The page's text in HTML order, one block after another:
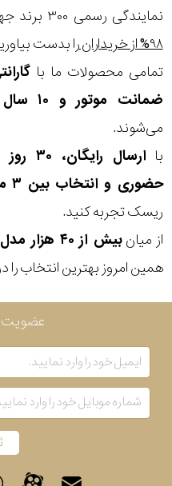
نمایندگی رسمی ۳۰۰ برند جهانی است و توانسته ایم
۹۸% از خریداران
را بدست
تمامی محصولات ما با
ضمانت موتور و ۱۰ سال تعویض رایگان باتری
می‌شوند.
با
حضوری و انتخاب بین ۳ محصول
ریسک تجربه کنید.
از میانبیش از ۴۰ هزار مدل ساعت و اکسسوری اورجینال
همین امروز بهترین انتخاب را
عضویت